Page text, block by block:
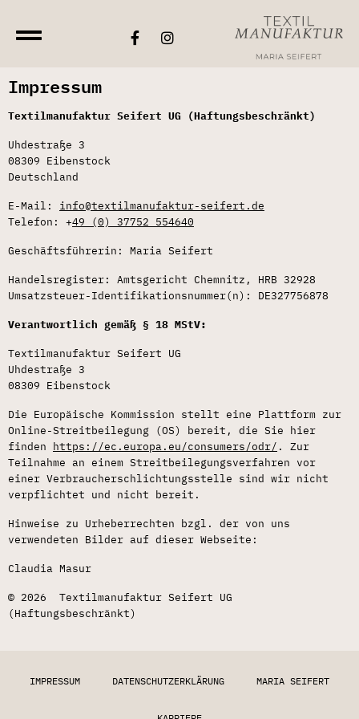
Impressum
Textilmanufaktur Seifert UG (Haftungsbeschränkt)
Uhdestraße 3
08309 Eibenstock
Deutschland
E-Mail: info@textilmanufaktur-seifert.de
Telefon: +49 (0) 37752 554640
Geschäftsführerin: Maria Seifert
Handelsregister: Amtsgericht Chemnitz, HRB 32928
Umsatzsteuer-Identifikationsnummer(n): DE327756878
Verantwortlich gemäß § 18 MStV:
Textilmanufaktur Seifert UG
Uhdestraße 3
08309 Eibenstock
Die Europäische Kommission stellt eine Plattform zur
Online-Streitbeilegung (OS) bereit, die Sie hier
finden https://ec.europa.eu/consumers/odr/ . Zur
Teilnahme an einem Streitbeilegungsverfahren vor
einer Verbraucherschlichtungsstelle sind wir nicht
verpflichtet und nicht bereit.
Hinweise zu Urheberrechten bzgl. der von uns
verwendeten Bilder auf dieser Webseite:
Claudia Masur
© 2026 Textilmanufaktur Seifert UG
(Haftungsbeschränkt)
IMPRESSUM DATENSCHUTZERKLÄRUNG MARIA SEIFERT